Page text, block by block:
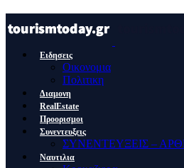
Ειδησεις
Οικονομια
Πολιτικη
Διαμονη
RealEstate
Προορισμοι
Συνεντευξεις
ΣΥΝΕΝΤΕΥΞΕΙΣ –
Ναυτιλια